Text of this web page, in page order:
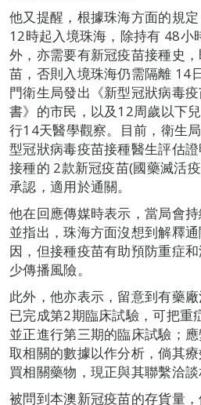
他又提醒，根據珠海方面的規
12時起入境珠海，除持有 48小
外，亦需要有新冠疫苗接種史
苗，否則入境珠海仍需隔離 14
門衛生局發出《新型冠狀病毒
書》的市民，以及12周歲以下
行14天醫學觀察。目前，衛生
型冠狀病毒疫苗接種醫生評估
接種的 2款新冠疫苗(國藥滅活
承認，適用於通關。
他在回應傳媒時表示，當局會
並指出，珠海方面沒想到解釋
因，但接種疫苗有助預防重症
少傳播風險。
此外，他亦表示，留意到有藥
已完成第2期臨床試驗，可把重
並正進行第三期的臨床試驗；
取相關的數據以作分析，倘其
買相關藥物，現正與其聯繫洽談
被問到本澳新冠疫苗的存貨量